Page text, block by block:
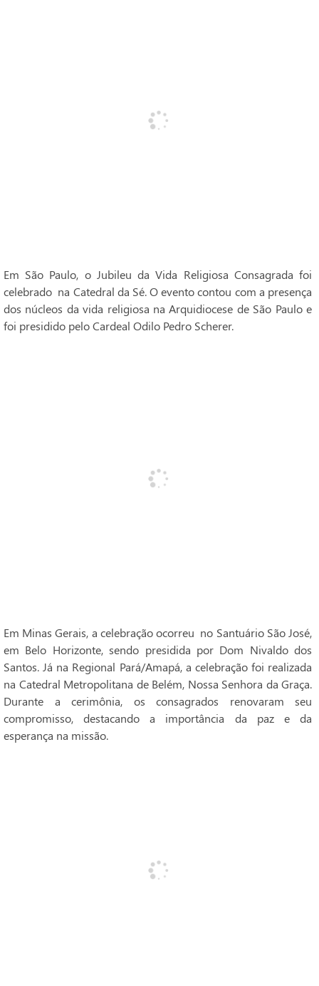
Em São Paulo, o Jubileu da Vida Religiosa Consagrada foi
celebrado na Catedral da Sé. O evento contou com a presença
dos núcleos da vida religiosa na Arquidiocese de São Paulo e
foi presidido pelo Cardeal Odilo Pedro Scherer.
Em Minas Gerais, a celebração ocorreu no Santuário São José,
em Belo Horizonte, sendo presidida por Dom Nivaldo dos
Santos. Já na Regional Pará/Amapá, a celebração foi realizada
na Catedral Metropolitana de Belém, Nossa Senhora da Graça.
Durante a cerimônia, os consagrados renovaram seu
compromisso, destacando a importância da paz e da
esperança na missão.